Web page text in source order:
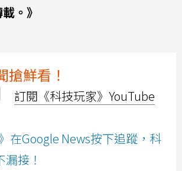
。》
搶鮮看！
訂閱《科技玩家》YouTube
在Google News按下追蹤，科
接！